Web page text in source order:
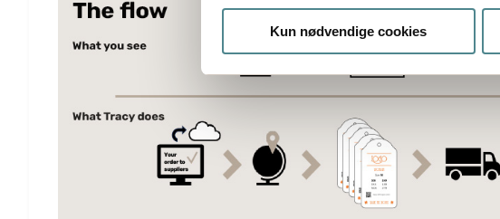
mer info kan du lese om hvordan
Boxon benytter cookies for å optimalisere
Kun nødvendige cookies